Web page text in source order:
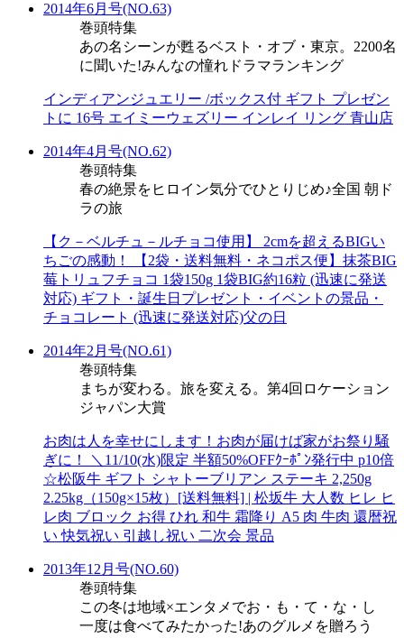
2014年6月号(NO.63)
巻頭特集
あの名シーンが甦るベスト・オブ・東京。2200名
に聞いた!みんなの憧れドラマランキング
インディアンジュエリー /ボックス付 ギフト プレゼン
トに 16号 エイミーウェズリー インレイ リング 青山店
2014年4月号(NO.62)
巻頭特集
春の絶景をヒロイン気分でひとりじめ♪全国 朝ド
ラの旅
【ク－ベルチュ－ルチョコ使用】 2cmを超えるBIGい
ちごの感動！ 【2袋・送料無料・ネコポス便】抹茶BIG
莓トリュフチョコ 1袋150g 1袋BIG約16粒 (迅速に発送
対応) ギフト・誕生日プレゼント・イベントの景品・
チョコレート (迅速に発送対応)父の日
2014年2月号(NO.61)
巻頭特集
まちが変わる。旅を変える。第4回ロケーション
ジャパン大賞
お肉は人を幸せにします！お肉が届けば家がお祭り騒
ぎに！ ＼11/10(水)限定 半額50%OFFｸｰﾎﾟﾝ発行中 p10倍
☆松阪牛 ギフト シャトーブリアン ステーキ 2,250g
2.25kg（150g×15枚）[送料無料] | 松坂牛 大人数 ヒレ ヒ
レ肉 ブロック お得 ひれ 和牛 霜降り A5 肉 牛肉 還暦祝
い 快気祝い 引越し祝い 二次会 景品
2013年12月号(NO.60)
巻頭特集
この冬は地域×エンタメでお・も・て・な・し
一度は食べてみたかった!あのグルメを贈ろう